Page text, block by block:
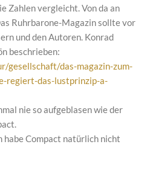
Zahlen vergleicht. Von da an
Ruhrbarone-Magazin sollte vor
und den Autoren. Konrad
beschrieben:
gesellschaft/das-magazin-zum-
regiert-das-lustprinzip-a-
nie so aufgeblasen wie der
habe Compact natürlich nicht